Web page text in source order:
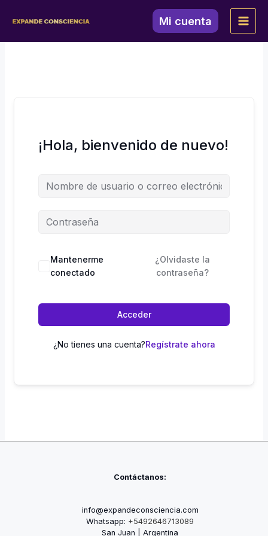
Mi cuenta
¡Hola, bienvenido de nuevo!
Mantenerme
conectado
¿Olvidaste la
contraseña?
Acceder
¿No tienes una cuenta?Regístrate ahora
Contáctanos:
info@expandeconsciencia.com
Whatsapp: +5492646713089
San Juan | Argentina